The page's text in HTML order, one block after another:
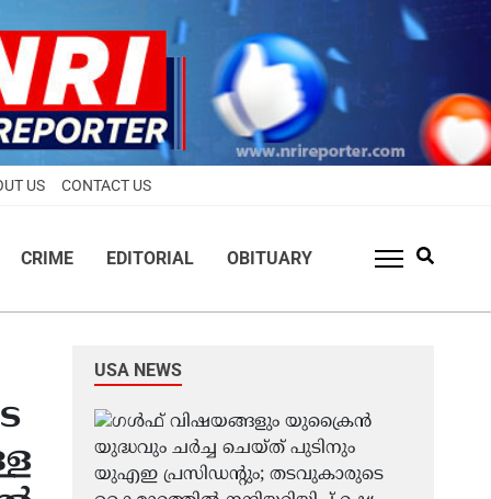
US CONTACT US
CRIME EDITORIAL OBITUARY
USA NEWS